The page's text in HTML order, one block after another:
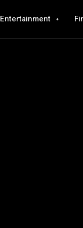
Entertainment